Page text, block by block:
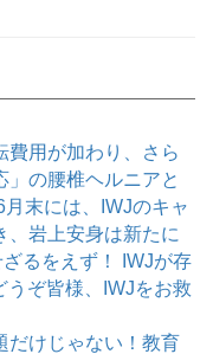
費用が加わり、さら
」の腰椎ヘルニアと
末には、IWJのキャ
、岩上安身は新たに
るをえず！ IWJが存
ぞ皆様、IWJをお救
だけじゃない！教育